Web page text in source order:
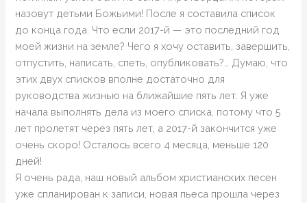
назовут детьми Божьими! После я составила список
до конца года. Что если 2017-й — это последний год
моей жизни на земле? Чего я хочу оставить, завершить,
отпустить, написать, спеть, опубликовать?… Думаю, что
этих двух списков вполне достаточно для
руководства жизнью на ближайшие пять лет. Я уже
начала выполнять дела из моего списка, потому что 5
лет пролетят через пять лет, а 2017-й закончится уже
очень скоро! Осталось всего 4 месяца, меньше 120
дней!
Я очень рада, наш новый альбом христианских песен
уже спланирован к записи, новая пьеса прошла через